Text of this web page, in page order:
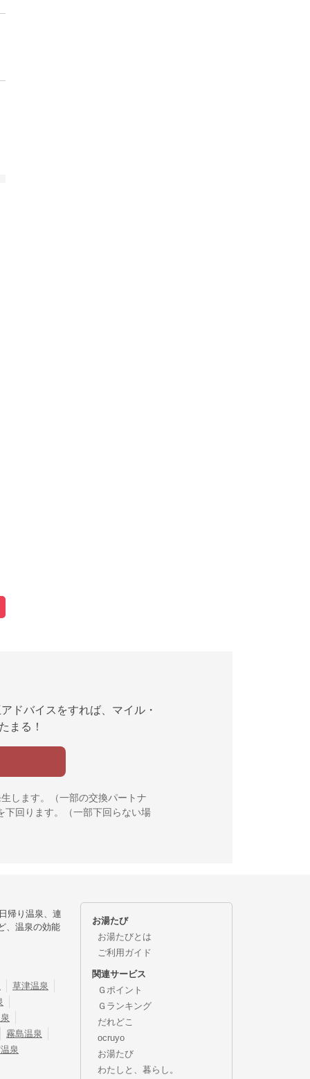
ドバイスをすれば、マイル・
まる！
します。（一部の交換パートナ
下回ります。（一部下回らない場
帰り温泉、連
、温泉の効能
草津温泉
霧島温泉
泉
お湯たび
お湯たびとは
ご利用ガイド
関連サービス
Ｇポイント
Ｇランキング
だれどこ
ocruyo
お湯たび
わたしと、暮らし。